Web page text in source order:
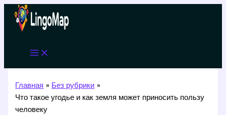
Перейти
содержимому
Главная
Без рубрики
Что такое угодье и как земля может приносить пользу
человеку